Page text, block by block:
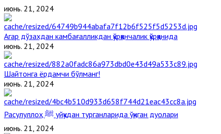
июнь. 21, 2024
Агар дўзахдан камбағалликдан қўрққанчалик қўрққанида
июнь. 21, 2024
Шайтонга ёрдамчи бўлманг!
июнь. 21, 2024
Расулуллоҳ ﷺ уйқудан турганларида ўқиган дуолари
июнь. 21, 2024